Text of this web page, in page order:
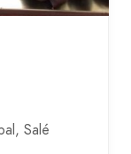
Salé